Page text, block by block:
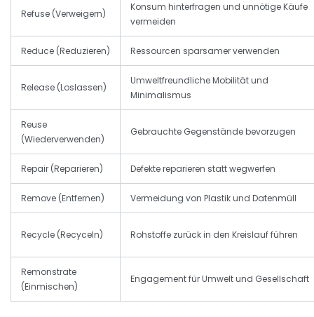
Refuse (Verweigern)
Konsum hinterfragen und unnötige Käufe
vermeiden
Reduce (Reduzieren) Ressourcen sparsamer verwenden
Release (Loslassen)
Umweltfreundliche Mobilität und
Minimalismus
Reuse
(Wiederverwenden)
Gebrauchte Gegenstände bevorzugen
Repair (Reparieren) Defekte reparieren statt wegwerfen
Remove (Entfernen) Vermeidung von Plastik und Datenmüll
Recycle (Recyceln) Rohstoffe zurück in den Kreislauf führen
Remonstrate
(Einmischen)
Engagement für Umwelt und Gesellschaft